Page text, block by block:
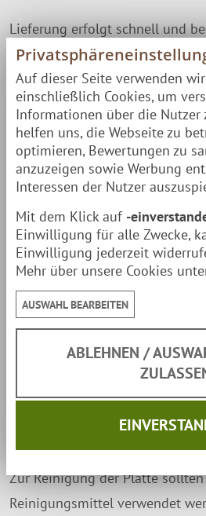
Lieferung erfolgt schnell und
Paketversandzu Dir nach Hause.
Besondere Hinweise
Vor der Erstbenutzung ist
Die Grill-Platte sollte vorher
Wasche die Platte vor Gebrauch
abgetrocknet werden.
dem Feuer erhitzen und die
oderEinbrenn-Schmalz
die daraus resultierende braune
die Feuer-Platte vor Rost und
Brateigenschaften durch eine
Haftbeschichtung. Ebenfalls ist
der Oberfläche normal und
Zur Reinigung der Platte
Reinigungsmittel verwendet
Auf dieser Seite verwenden
einschließlich Cookies, um
Informationen über die Nutzer
helfen uns, die Webseite zu
optimieren, Bewertungen zu
anzuzeigen sowie Werbung
Interessen der Nutzer
Mit dem Klick auf -
Einwilligung für alle Zwecke,
Einwilligung jederzeit
Mehr über unsere Cookies
AUSWAHL BEARBEITEN
ABLEHNEN /